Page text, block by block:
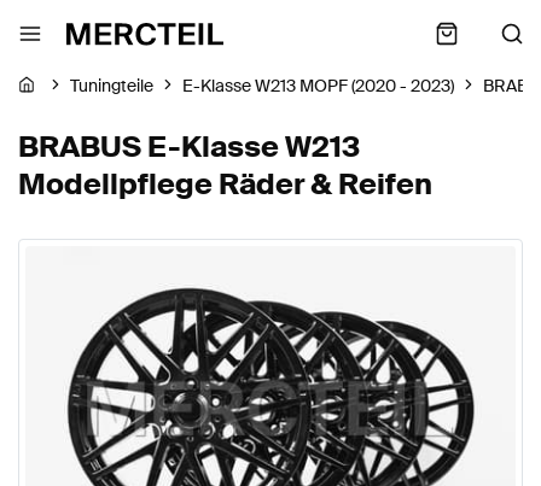
Tuningteile E-Klasse W213 MOPF (2020 - 2023)
BRABUS E-Klasse W213
Modellpflege Räder & Reifen